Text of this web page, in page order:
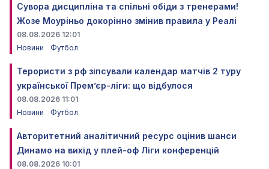
Сувора дисципліна та спільні обіди з тренерами!
Жозе Моуріньо докорінно змінив правила у Реалі
08.08.2026 12:01
Новини
Футбол
Терористи з рф зіпсували календар матчів 2 туру
української Прем’єр-ліги: що відбулося
08.08.2026 11:01
Новини
Футбол
Авторитетний аналітичний ресурс оцінив шанси
Динамо на вихід у плей-оф Ліги конференцій
08.08.2026 10:01